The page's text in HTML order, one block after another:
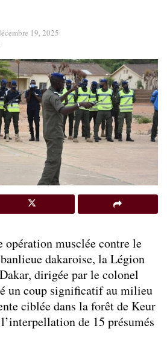
19, 2025
opération musclée contre le
dakaroise, la Légion
dirigée par le colonel
un coup significatif au milieu
ciblée dans la forêt de Keur
de 15 présumés